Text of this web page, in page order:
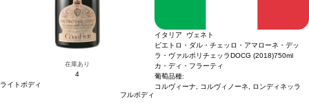
在庫あり
4
ライトボディ
フルボディ
イタリア ヴェネト
ピエトロ・ダル・チェッロ・アマローネ・デッ
ラ・ヴァルポリチェッラDOCG (2018)750ml
カ・ディ・フラーティ
葡萄品種:
コルヴィーナ, コルヴィノーネ, ロンディネッラ